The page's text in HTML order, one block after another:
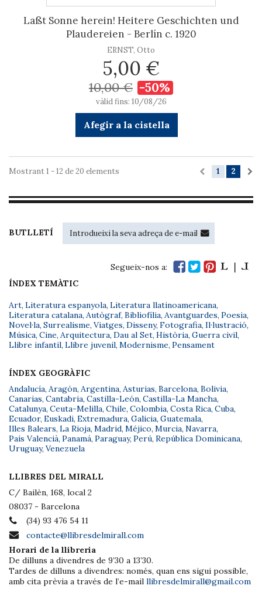
Laßt Sonne herein! Heitere Geschichten und
Plaudereien - Berlín c. 1920
ERNST, Otto
5,00 €
10,00 € -50%
vàlid fins: 10/08/26
Afegir a la cistella
1 2
Mostrant 1 - 12 de 20 elements
BUTLLETÍ
Segueix-nos a:
ÍNDEX TEMÀTIC
Art, Literatura espanyola, Literatura llatinoamericana,
Literatura catalana, Autògraf, Bibliofília, Avantguardes, Poesia,
Novel·la, Surrealisme, Viatges, Disseny, Fotografia, Il·lustració,
Música, Cine, Arquitectura, Dau al Set, Història, Guerra civil,
Llibre infantil, Llibre juvenil, Modernisme, Pensament
ÍNDEX GEOGRÀFIC
Andalucía, Aragón, Argentina, Asturias, Barcelona, Bolivia,
Canarias, Cantabria, Castilla-León, Castilla-La Mancha,
Catalunya, Ceuta-Melilla, Chile, Colombia, Costa Rica, Cuba,
Ecuador, Euskadi, Extremadura, Galicia, Guatemala,
Illes Balears, La Rioja, Madrid, Méjico, Murcia, Navarra,
País Valencià, Panamá, Paraguay, Perú, República Dominicana,
Uruguay, Venezuela
LLIBRES DEL MIRALL
C/ Bailèn, 168, local 2
08037 - Barcelona
(34) 93 476 54 11
contacte@llibresdelmirall.com
Horari de la llibreria
De dilluns a divendres de 9’30 a 13’30.
Tardes de dilluns a divendres: només, quan ens sigui possible,
amb cita prèvia a través de l’e-mail llibresdelmirall@gmail.com